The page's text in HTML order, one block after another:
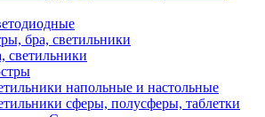
бра, светильники
светильники
напольные и настольные
сферы, полусферы, таблетки